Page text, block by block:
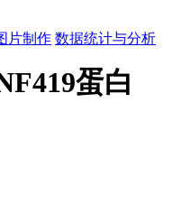
片制作 数据统计与分析
蛋白